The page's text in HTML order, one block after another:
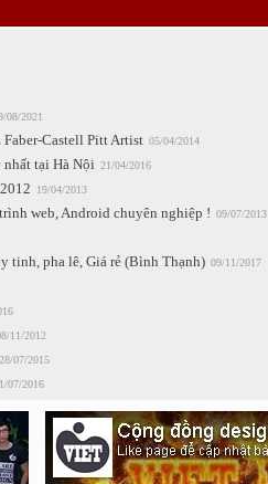
08/2021
Castell Pitt Artist 05/04/2014
tại Hà Nội 21/04/2016
19/04/2013
web, Android chuyên nghiệp ! 09/07/2013
tinh, pha lê, Giá rẻ (Bình Thạnh) 09/11/2017
11/2012
28/07/2015
07/2016